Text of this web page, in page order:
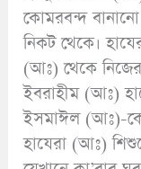
কোমরবন্দ
নিকট থেকে।
(আঃ) থেকে
ইবরাহীম (আঃ)
ইসমাঈল (আঃ)-কে
হাযেরা (আঃ)